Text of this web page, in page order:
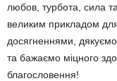
любов, турбота, сила
великим прикладом
досягненнями,
та бажаємо міцного
благословення!